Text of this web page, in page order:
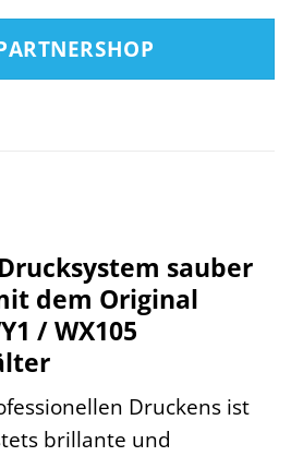
sauber
dem Original
/ WX105
Druckens ist
brillante und